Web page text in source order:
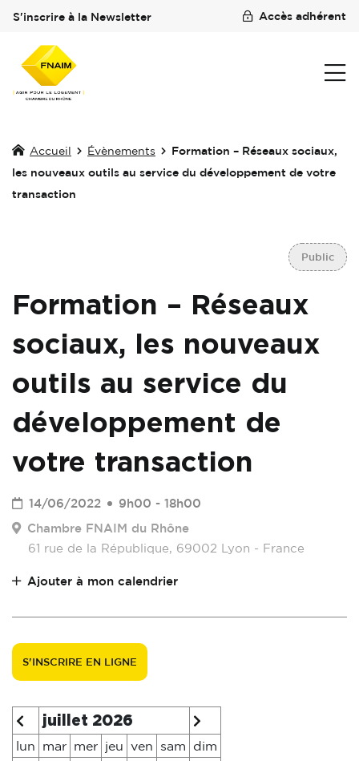
S'inscrire à la Newsletter Accès adhérent
Accueil Évènements
Formation – Réseaux sociaux,
les nouveaux outils au service du développement de votre
transaction
Public
Formation – Réseaux
sociaux, les nouveaux
outils au service du
développement de
votre transaction
14/06/2022
9h00 - 18h00
Chambre FNAIM du Rhône
61 rue de la République, 69002 Lyon - France
Ajouter à mon calendrier
S'INSCRIRE EN LIGNE
juillet 2026
lun mar mer jeu ven sam
dim